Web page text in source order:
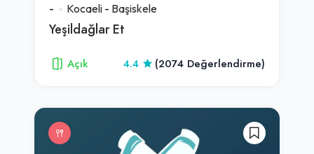
- Kocaeli - Başiskele
Yeşildağlar Et
Açık 4.4 (2074 Değerlendirme)